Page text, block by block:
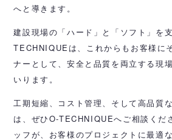
へと導きます。
建設現場の「ハード」と「ソフト」を
TECHNIQUEは、これからもお客様に
ナーとして、安全と品質を両立する現
いります。
工期短縮、コスト管理、そして高品質
は、ぜひO-TECHNIQUEへご相談くだ
ッフが、お客様のプロジェクトに最適